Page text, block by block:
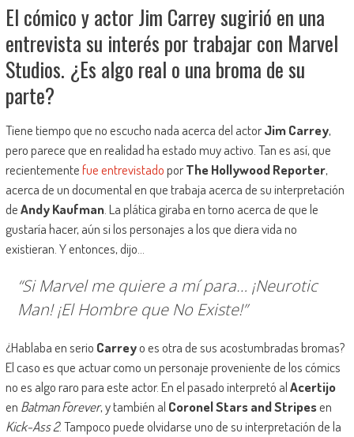
El cómico y actor Jim Carrey sugirió en una
entrevista su interés por trabajar con Marvel
Studios. ¿Es algo real o una broma de su
parte?
Tiene tiempo que no escucho nada acerca del actorJim Carrey,
pero parece que en realidad ha estado muy activo. Tan es así, que
recientementefue entrevistadoporThe Hollywood Reporter,
acerca de un documental en que trabaja acerca de su interpretación
deAndy Kaufman. La plática giraba en torno acerca de que le
gustaría hacer, aún si los personajes a los que diera vida no
existieran. Y entonces, dijo…
“Si Marvel me quiere a mí para… ¡Neurotic
Man! ¡El Hombre que No Existe!”
¿Hablaba en serio Carreyo es otra de sus acostumbradas bromas?
El caso es que actuar como un personaje proveniente de los cómics
no es algo raro para este actor. En el pasado interpretó alAcertijo
en Batman Forever, y también al Coronel Stars and Stripesen
Kick-Ass 2. Tampoco puede olvidarse uno de su interpretación de la